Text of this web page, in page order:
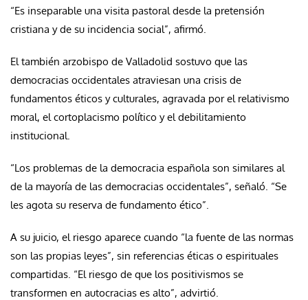
“Es inseparable una visita pastoral desde la pretensión
cristiana y de su incidencia social”, afirmó.
El también arzobispo de Valladolid sostuvo que las
democracias occidentales atraviesan una crisis de
fundamentos éticos y culturales, agravada por el relativismo
moral, el cortoplacismo político y el debilitamiento
institucional.
“Los problemas de la democracia española son similares al
de la mayoría de las democracias occidentales”, señaló. “Se
les agota su reserva de fundamento ético”.
A su juicio, el riesgo aparece cuando “la fuente de las normas
son las propias leyes”, sin referencias éticas o espirituales
compartidas. “El riesgo de que los positivismos se
transformen en autocracias es alto”, advirtió.